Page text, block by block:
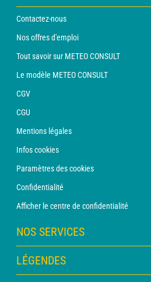
Contactez-nous
Nos offres d'emploi
Tout savoir sur METEO CONSULT
Le modèle METEO CONSULT
CGV
CGU
Mentions légales
Infos cookies
Paramètres des cookies
Confidentialité
Afficher le centre de confidentialité
NOS SERVICES
Abonnement METEO Xpert
Abonnement METEO PRO
LÉGENDES